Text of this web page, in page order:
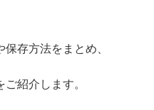
存方法をまとめ、
紹介します。